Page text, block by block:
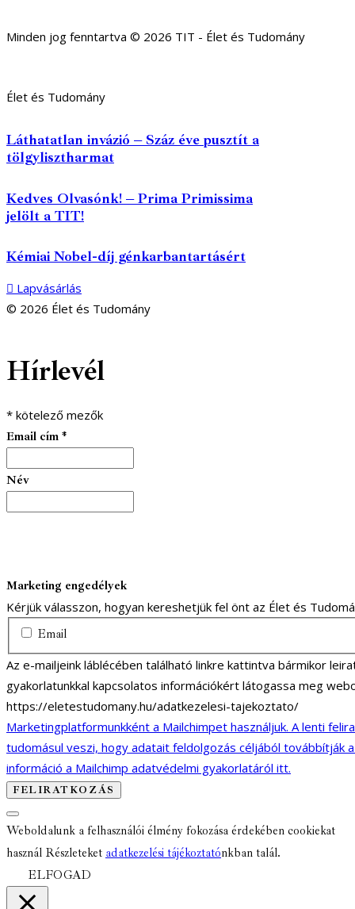
Minden jog fenntartva © 2026 TIT - Élet és Tudomány
Élet és Tudomány
Láthatatlan invázió – Száz éve pusztít a
tölgylisztharmat
Kedves Olvasónk! – Prima Primissima
jelölt a TIT!
Kémiai Nobel-díj génkarbantartásért
Lapvásárlás
© 2026 Élet és Tudomány
Hírlevél
* kötelező mezők
Email cím *
Név
Marketing engedélyek
Kérjük válasszon, hogyan kereshetjük fel önt az Élet és
Email
Az e-mailjeink láblécében található linkre kattintva bármikor
gyakorlatunkkal kapcsolatos információkért látogassa meg
https://eletestudomany.hu/adatkezelesi-tajekoztato/
Marketingplatformunkként a Mailchimpet használjuk. A lenti
tudomásul veszi, hogy adatait feldolgozás céljából továbbítják
információ a Mailchimp adatvédelmi gyakorlatáról itt.
Weboldalunk a felhasználói élmény fokozása érdekében cookiekat
használ Részleteket adatkezelési tájékoztatónkban talál.
ELFOGAD